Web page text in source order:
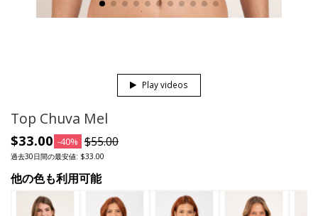
Play videos
Top Chuva Mel
$33.00 -40% $55.00
過去30日間の最安値: $33.00
他の色も利用可能